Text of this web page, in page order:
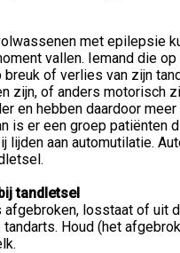
met epilepsie
vallen. Iemand die
of verlies van zijn
zijn, of anders motorisch
en hebben daardoor
is er een groep patiënten
lijden aan automutilatie.
tandletsel
afgebroken, losstaat of uit
tandarts. Houd (het